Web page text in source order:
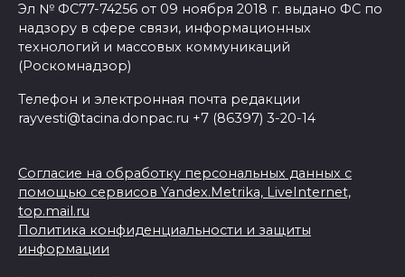
Эл № ФС77-74256 от 09 ноября 2018 г. выдано ФС по
надзору в сфере связи, информационных
технологий и массовых коммуникаций
(Роскомнадзор)
Телефон и электронная почта редакции
rayvesti@tacina.donpac.ru +7 (86397) 3-20-14
Согласие на обработку персональных данных с
помощью сервисов Yandex.Metrika, LiveInternet,
top.mail.ru
Политика конфиденциальности и защиты
информации